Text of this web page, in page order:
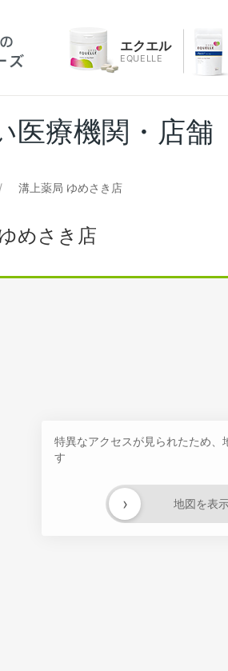
エクエル
EQUELLE
医療機関・店舗
溝上薬局 ゆめさき店
めさき店
特異なアクセスが見られたため、
す
地図を表
›